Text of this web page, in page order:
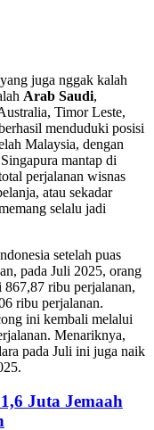
juga nggak kalah
Arab Saudi,
Timor Leste,
menduduki posisi
Malaysia, dengan
mantap di
perjalanan wisnas
atau sekadar
selalu jadi
setelah puas
pada Juli 2025, orang
867,87 ribu perjalanan,
ribu perjalanan.
ini kembali melalui
Menariknya,
pada Juli ini juga naik
Juta Jemaah